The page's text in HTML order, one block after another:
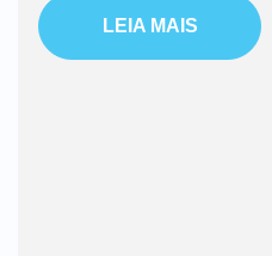
LEIA MAIS